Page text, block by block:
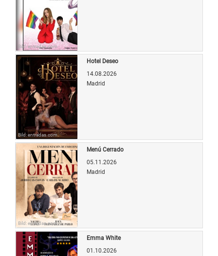
Bild: entradas.com
Bild: entradas.com
Hotel Deseo
14.08.2026
Madrid
Bild: entradas.com
Menú Cerrado
05.11.2026
Madrid
Emma White
01.10.2026